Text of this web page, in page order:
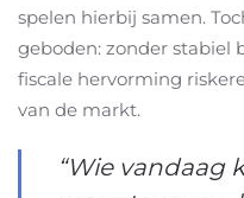
spelen hierbij samen.
geboden: zonder stabiel
fiscale hervorming
van de markt.
“Wie vandaag